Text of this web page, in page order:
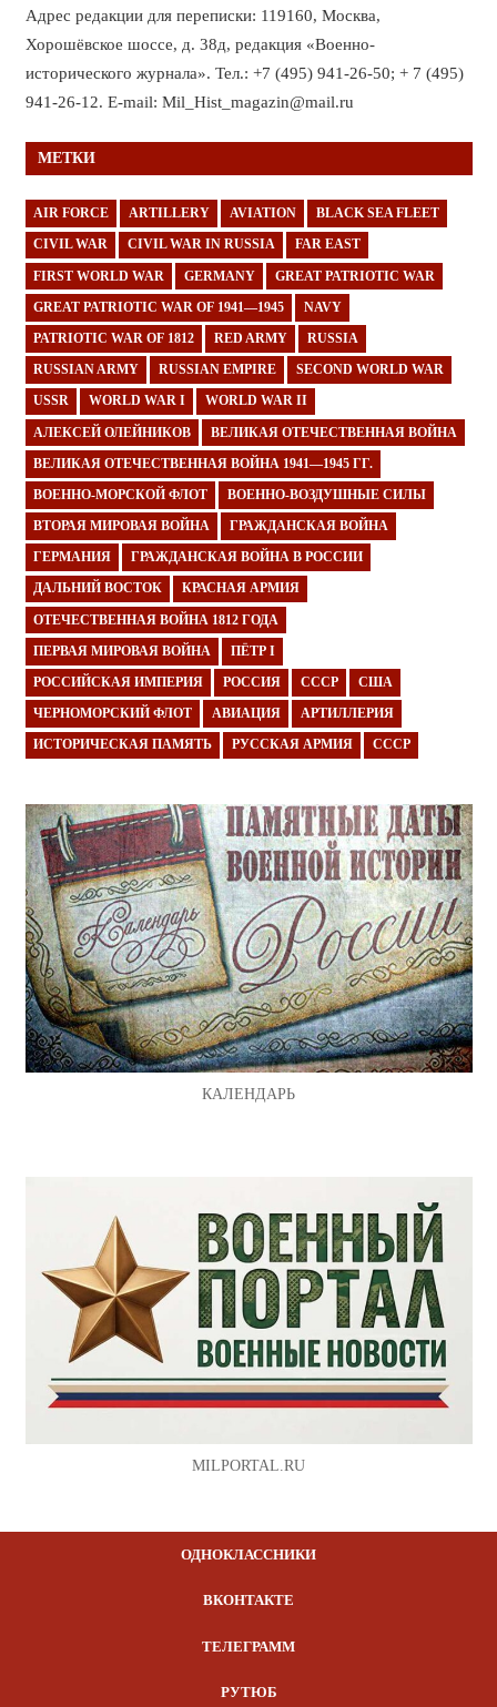
Адрес редакции для переписки: 119160, Москва,
Хорошёвское шоссе, д. 38д, редакция «Военно-
исторического журнала». Тел.: +7 (495) 941-26-50; + 7 (495)
941-26-12. E-mail: Mil_Hist_magazin@mail.ru
МЕТКИ
AIR FORCE ARTILLERY AVIATION BLACK SEA FLEET
CIVIL WAR CIVIL WAR IN RUSSIA FAR EAST
FIRST WORLD WAR GERMANY GREAT PATRIOTIC WAR
GREAT PATRIOTIC WAR OF 1941—1945 NAVY
PATRIOTIC WAR OF 1812 RED ARMY RUSSIA
RUSSIAN ARMY RUSSIAN EMPIRE SECOND WORLD WAR
USSR WORLD WAR I WORLD WAR II
АЛЕКСЕЙ ОЛЕЙНИКОВ ВЕЛИКАЯ ОТЕЧЕСТВЕННАЯ ВОЙНА
ВЕЛИКАЯ ОТЕЧЕСТВЕННАЯ ВОЙНА 1941—1945 ГГ.
ВОЕННО-МОРСКОЙ ФЛОТ ВОЕННО-ВОЗДУШНЫЕ СИЛЫ
ВТОРАЯ МИРОВАЯ ВОЙНА ГРАЖДАНСКАЯ ВОЙНА
ГЕРМАНИЯ ГРАЖДАНСКАЯ ВОЙНА В РОССИИ
ДАЛЬНИЙ ВОСТОК КРАСНАЯ АРМИЯ
ОТЕЧЕСТВЕННАЯ ВОЙНА 1812 ГОДА
ПЕРВАЯ МИРОВАЯ ВОЙНА ПЁТР I
РОССИЙСКАЯ ИМПЕРИЯ РОССИЯ СССР США
ЧЕРНОМОРСКИЙ ФЛОТ АВИАЦИЯ АРТИЛЛЕРИЯ
ИСТОРИЧЕСКАЯ ПАМЯТЬ РУССКАЯ АРМИЯ СССР
КАЛЕНДАРЬ
MILPORTAL.RU
ОДНОКЛАССНИКИ
ВКОНТАКТЕ
ТЕЛЕГРАММ
РУТЮБ